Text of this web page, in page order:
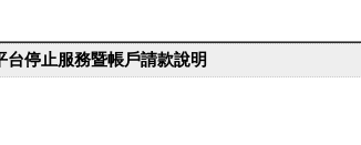
停止服務暨帳戶請款說明